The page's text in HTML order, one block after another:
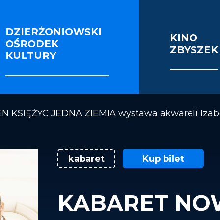
I SEKCJE VIDEO
ENERGETYCZNEJ BUDYNKU
DZIERŻONIOWSKI
OŚRODEK
KULTURY
KINO
ZBYSZEK
KSIĘŻYC JEDNA ZIEMIA wystawa akwareli
kabaret Kup bilet
KABARET